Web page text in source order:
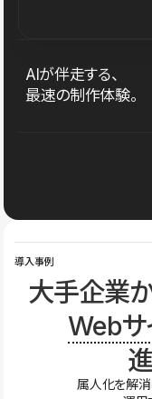
AIが伴走する、
最速の制作体験。
導入事例
大手企業
Webサ
属人化を解消